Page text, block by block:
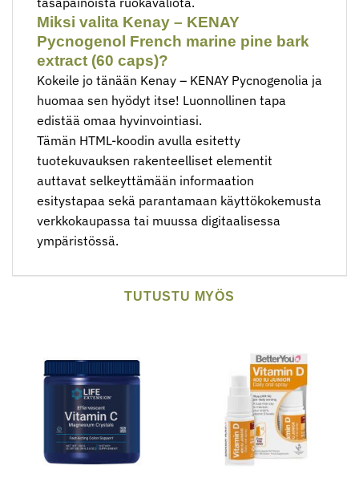
Miksi valita Kenay – KENAY
Pycnogenol French marine pine bark
extract (60 caps)?
Kokeile jo tänään Kenay – KENAY Pycnogenolia ja
huomaa sen hyödyt itse! Luonnollinen tapa
edistää omaa hyvinvointiasi.
Tämän HTML-koodin avulla esitetty
tuotekuvauksen rakenteelliset elementit
auttavat selkeyttämään informaation
esitystapaa sekä parantamaan käyttökokemusta
verkkokaupassa tai muussa digitaalisessa
ympäristössä.
TUTUSTU MYÖS